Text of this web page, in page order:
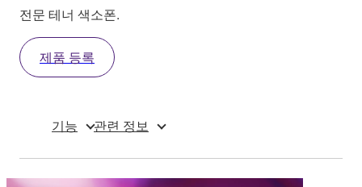
전문 테너 색소폰.
제품 등록
기능 관련 정보